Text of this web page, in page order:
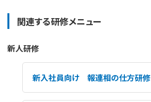
関連する研修メニュー
新人研修
新入社員向け 報連相の仕方研修